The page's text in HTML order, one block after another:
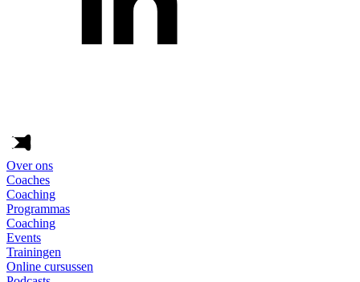
Over ons
Coaches
Coaching
Programmas
Coaching
Events
Trainingen
Online cursussen